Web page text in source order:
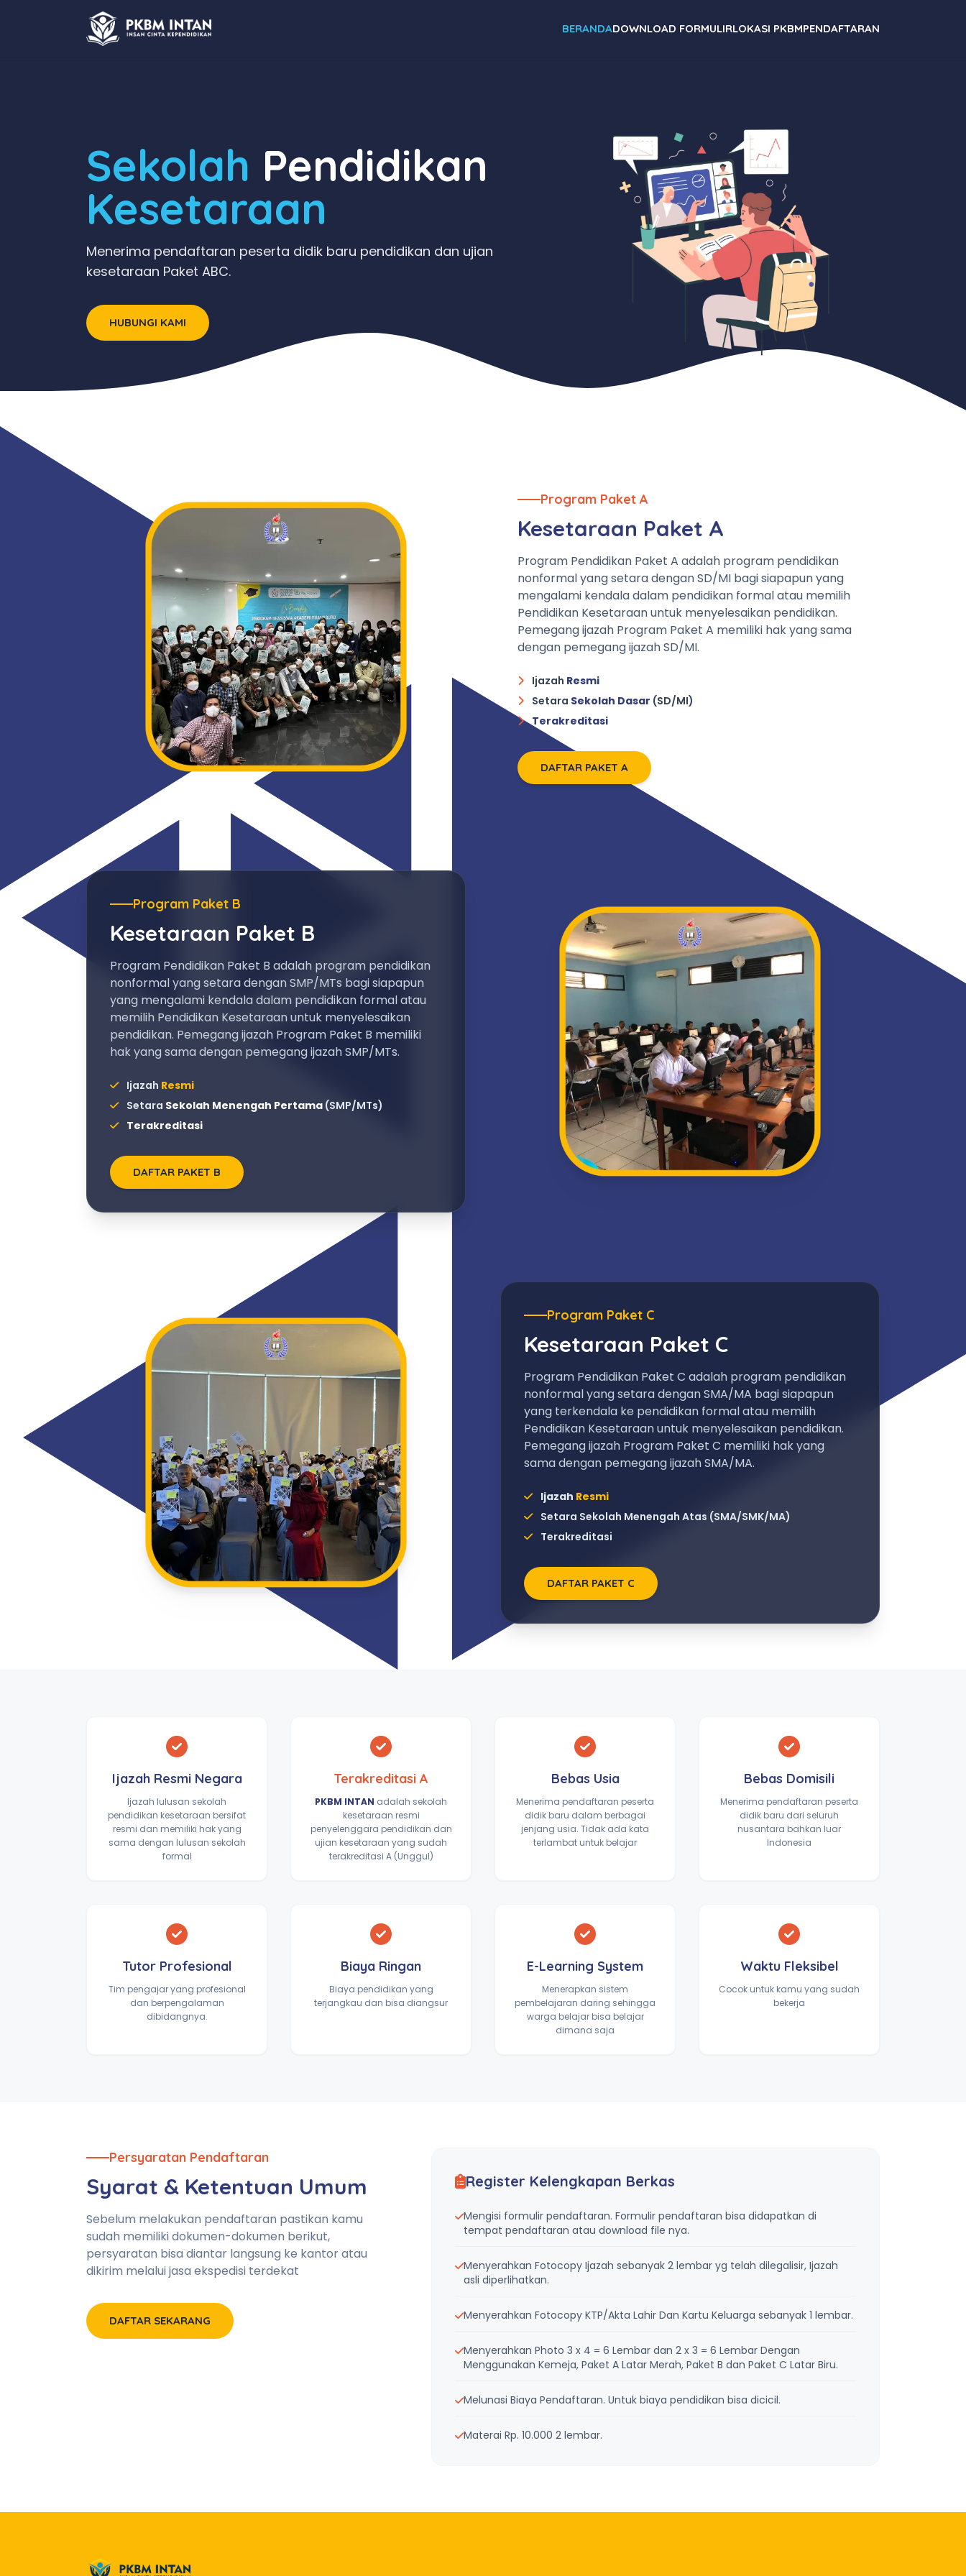
BERANDADOWNLOAD FORMULIRLOKASI PKBMPENDAFTARAN
Sekolah Pendidikan
Kesetaraan
Menerima pendaftaran peserta didik baru pendidikan dan ujian
kesetaraan Paket ABC.
HUBUNGI KAMI
Program Paket A
Kesetaraan Paket A
Program Pendidikan Paket A adalah program pendidikan
nonformal yang setara dengan SD/MI bagi siapapun yang
mengalami kendala dalam pendidikan formal atau memilih
Pendidikan Kesetaraan untuk menyelesaikan pendidikan.
Pemegang ijazah Program Paket A memiliki hak yang sama
dengan pemegang ijazah SD/MI.
Ijazah Resmi
Setara Sekolah Dasar (SD/MI)
Terakreditasi
DAFTAR PAKET A
Program Paket B
Kesetaraan Paket B
Program Pendidikan Paket B adalah program pendidikan
nonformal yang setara dengan SMP/MTs bagi siapapun
yang mengalami kendala dalam pendidikan formal atau
memilih Pendidikan Kesetaraan untuk menyelesaikan
pendidikan. Pemegang ijazah Program Paket B memiliki
hak yang sama dengan pemegang ijazah SMP/MTs.
Ijazah Resmi
Setara Sekolah Menengah Pertama (SMP/MTs)
Terakreditasi
DAFTAR PAKET B
Program Paket C
Kesetaraan Paket C
Program Pendidikan Paket C adalah program pendidikan
nonformal yang setara dengan SMA/MA bagi siapapun
yang terkendala ke pendidikan formal atau memilih
Pendidikan Kesetaraan untuk menyelesaikan pendidikan.
Pemegang ijazah Program Paket C memiliki hak yang
sama dengan pemegang ijazah SMA/MA.
Ijazah Resmi
Setara Sekolah Menengah Atas (SMA/SMK/MA)
Terakreditasi
DAFTAR PAKET C
Ijazah Resmi Negara
Ijazah lulusan sekolah
pendidikan kesetaraan bersifat
resmi dan memiliki hak yang
sama dengan lulusan sekolah
formal
Terakreditasi A
PKBM INTAN adalah sekolah
kesetaraan resmi
penyelenggara pendidikan dan
ujian kesetaraan yang sudah
terakreditasi A (Unggul)
Bebas Usia
Menerima pendaftaran peserta
didik baru dalam berbagai
jenjang usia. Tidak ada kata
terlambat untuk belajar
Bebas Domisili
Menerima pendaftaran peserta
didik baru dari seluruh
nusantara bahkan luar
Indonesia
Tutor Profesional
Tim pengajar yang profesional
dan berpengalaman
dibidangnya.
Biaya Ringan
Biaya pendidikan yang
terjangkau dan bisa diangsur
E-Learning System
Menerapkan sistem
pembelajaran daring sehingga
warga belajar bisa belajar
dimana saja
Waktu Fleksibel
Cocok untuk kamu yang sudah
bekerja
Persyaratan Pendaftaran
Syarat & Ketentuan Umum
Sebelum melakukan pendaftaran pastikan kamu
sudah memiliki dokumen-dokumen berikut,
persyaratan bisa diantar langsung ke kantor atau
dikirim melalui jasa ekspedisi terdekat
DAFTAR SEKARANG
Register Kelengkapan Berkas
Mengisi formulir pendaftaran. Formulir pendaftaran bisa didapatkan di
tempat pendaftaran atau download file nya.
Menyerahkan Fotocopy Ijazah sebanyak 2 lembar yg telah dilegalisir, Ijazah
asli diperlihatkan.
Menyerahkan Fotocopy KTP/Akta Lahir Dan Kartu Keluarga sebanyak 1 lembar.
Menyerahkan Photo 3 x 4 = 6 Lembar dan 2 x 3 = 6 Lembar Dengan
Menggunakan Kemeja, Paket A Latar Merah, Paket B dan Paket C Latar Biru.
Melunasi Biaya Pendaftaran. Untuk biaya pendidikan bisa dicicil.
Materai Rp. 10.000 2 lembar.